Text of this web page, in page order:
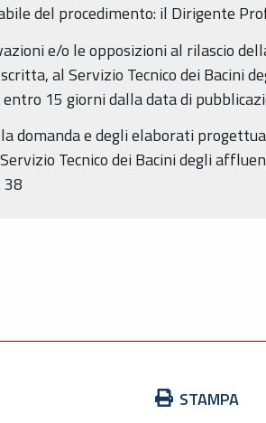
del procedimento: il Dirigente
e/o le opposizioni al rilascio
al Servizio Tecnico dei Bacini
entro 15 giorni dalla data di
domanda e degli elaborati
Tecnico dei Bacini degli
38
STAMPA